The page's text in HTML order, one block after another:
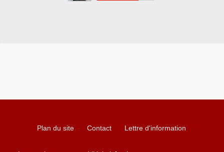
Plan du site Contact Lettre d'information